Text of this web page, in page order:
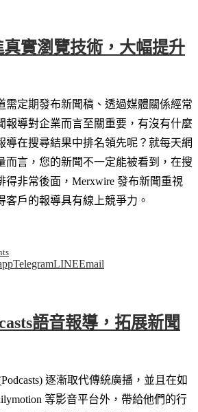
實瀏覽技術，大幅提升
需定期發布新聞稿、透過媒體關係經常
報導對企業而言至關重要，有沒有什麼
導在搜尋結果中排名領先呢？就每天網
而言，您的新聞不一定能被看到，在搜
得非常後面，Merxwire 發布新聞重視
客戶的報導具有線上競爭力。
TelegramLINEEmail
語音報導，拓展新聞
逐漸取代傳統廣播，並且在如
等影音平台外，帶給他們的行